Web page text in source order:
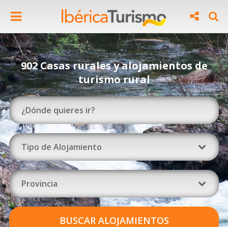
902 Casas rurales y alojamientos de
turismo rural
Tipo de Alojamiento
Provincia
BUSCAR ALOJAMIENTOS